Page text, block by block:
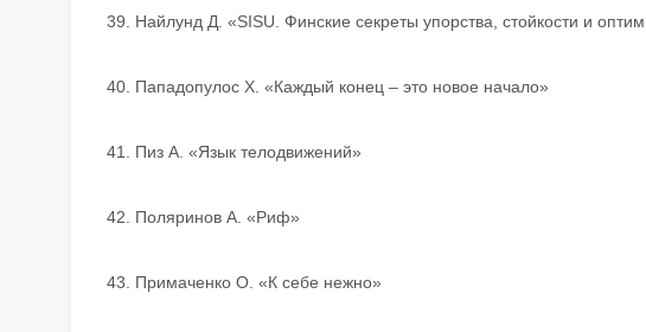
39. Найлунд Д. «SISU. Финские секреты упорства, стойкости и
40. Пападопулос Х. «Каждый конец – это новое начало»
41. Пиз А. «Язык телодвижений»
42. Поляринов А. «Риф»
43. Примаченко О. «К себе нежно»